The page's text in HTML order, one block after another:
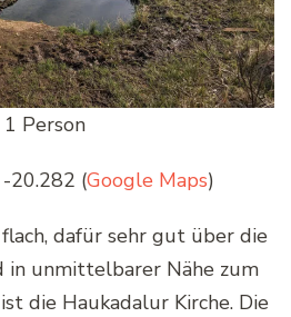
Person
20.282 (Google Maps)
dafür sehr gut über die
in unmittelbarer Nähe zum
die Haukadalur Kirche. Die